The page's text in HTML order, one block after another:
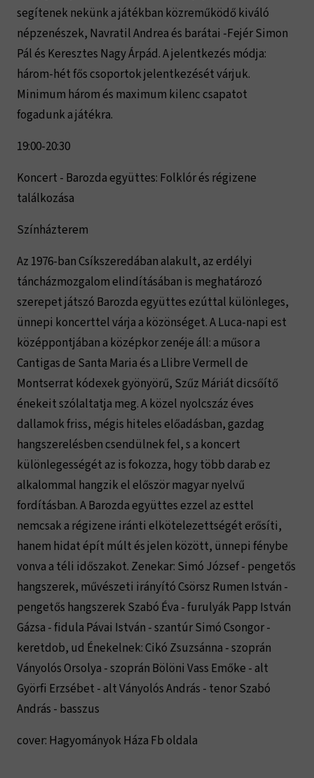
segítenek nekünk a játékban közreműködő kiváló
népzenészek, Navratil Andrea és barátai -Fejér Simon
Pál és Keresztes Nagy Árpád. A jelentkezés módja:
három-hét fős csoportok jelentkezését várjuk.
Minimum három és maximum kilenc csapatot
fogadunk a játékra.
19:00-20:30
Koncert - Barozda együttes: Folklór és régizene
találkozása
Színházterem
Az 1976-ban Csíkszeredában alakult, az erdélyi
táncházmozgalom elindításában is meghatározó
szerepet játszó Barozda együttes ezúttal különleges,
ünnepi koncerttel várja a közönséget. A Luca-napi est
középpontjában a középkor zenéje áll: a műsor a
Cantigas de Santa Maria és a Llibre Vermell de
Montserrat kódexek gyönyörű, Szűz Máriát dicsőítő
énekeit szólaltatja meg. A közel nyolcszáz éves
dallamok friss, mégis hiteles előadásban, gazdag
hangszerelésben csendülnek fel, s a koncert
különlegességét az is fokozza, hogy több darab ez
alkalommal hangzik el először magyar nyelvű
fordításban. A Barozda együttes ezzel az esttel
nemcsak a régizene iránti elkötelezettségét erősíti,
hanem hidat épít múlt és jelen között, ünnepi fénybe
vonva a téli időszakot. Zenekar: Simó József - pengetős
hangszerek, művészeti irányító Csörsz Rumen István -
pengetős hangszerek Szabó Éva - furulyák Papp István
Gázsa - fidula Pávai István - szantúr Simó Csongor -
keretdob, ud Énekelnek: Cikó Zsuzsánna - szoprán
Ványolós Orsolya - szoprán Bölöni Vass Emőke - alt
Györfi Erzsébet - alt Ványolós András - tenor Szabó
András - basszus
cover: Hagyományok Háza Fb oldala